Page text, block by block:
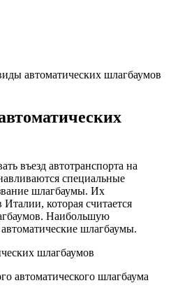
автоматических шлагбаумов
въезд автотранспорта на
специальные
шлагбаумы. Их
которая считается
Наибольшую
шлагбаумы.
автоматического шлагбаума